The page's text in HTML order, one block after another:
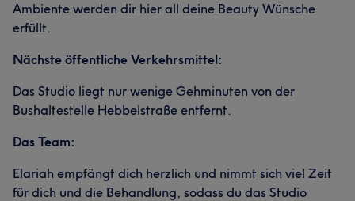
Ambiente werden dir hier all deine Beauty Wünsche
erfüllt.
Nächste öffentliche Verkehrsmittel:
Das Studio liegt nur wenige Gehminuten von der
Bushaltestelle Hebbelstraße entfernt.
Das Team:
Elariah empfängt dich herzlich und nimmt sich viel Zeit
für dich und die Behandlung, sodass du das Studio